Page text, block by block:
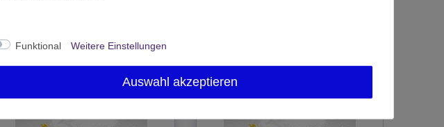
Funktional Weitere Einstellungen
Auswahl akzeptieren